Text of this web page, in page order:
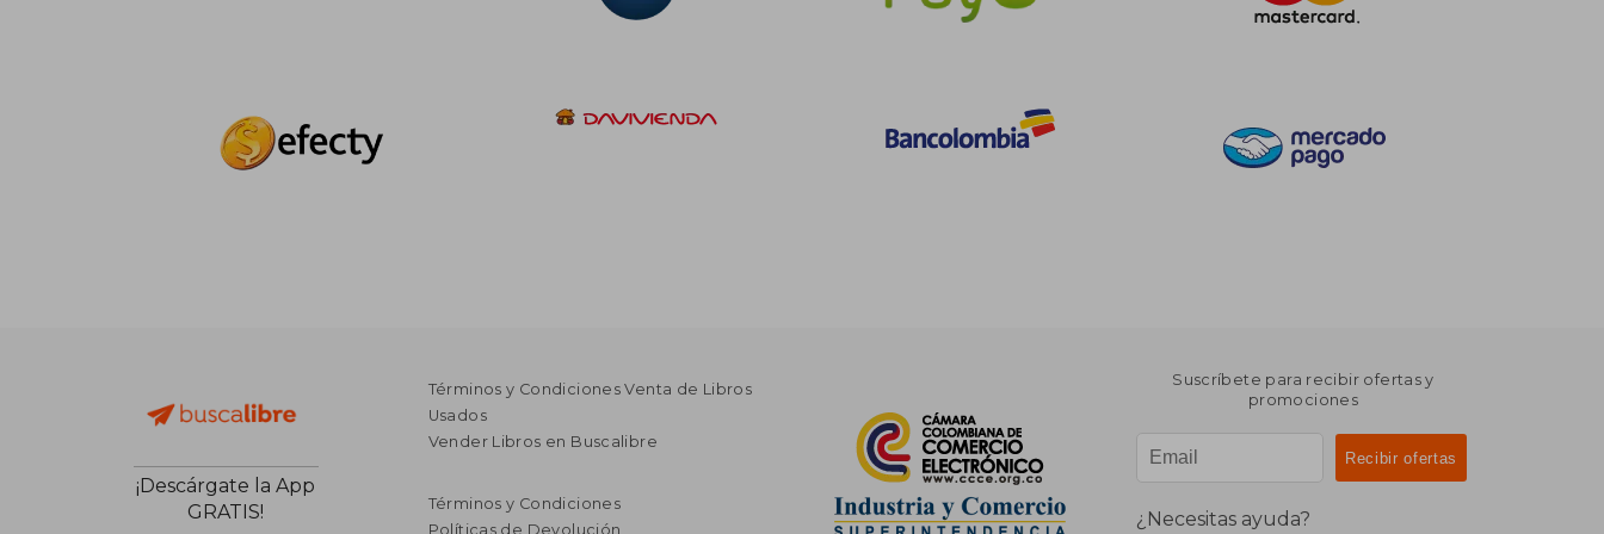
¡Descárgate la App
GRATIS!
Términos y Condiciones Venta de Libros
Usados
Vender Libros en Buscalibre
Términos y Condiciones
Políticas de Devolución
Suscríbete para recibir ofertas y
promociones
¿Necesitas ayuda?